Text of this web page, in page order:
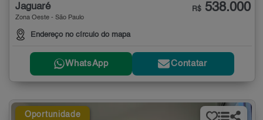
Jaguaré
Zona Oeste - São Paulo
Endereço no círculo do mapa
R$ 538.000
WhatsApp Contatar
Oportunidade